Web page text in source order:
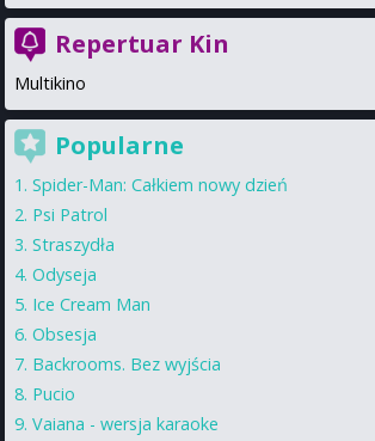
Repertuar Kin
Multikino
Popularne
Spider-Man: Całkiem nowy dzień
Psi Patrol
Straszydła
Odyseja
Ice Cream Man
Obsesja
Backrooms. Bez wyjścia
Pucio
Vaiana - wersja karaoke